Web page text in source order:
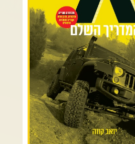
רכב שטח קשוח